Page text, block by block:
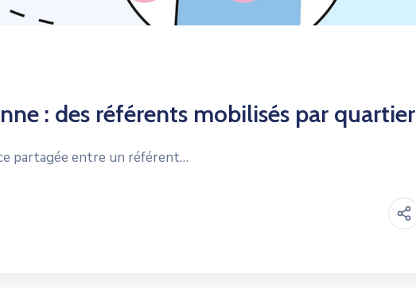
: des référents mobilisés par quartier
partagée entre un référent…